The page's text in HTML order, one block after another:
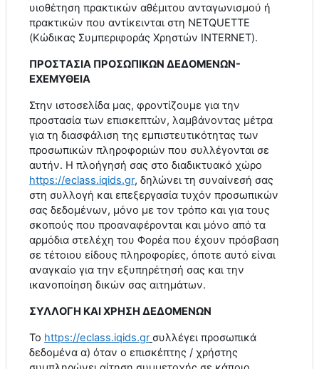
υιοθέτηση πρακτικών αθέμιτου ανταγωνισμού ή
πρακτικών που αντίκεινται στη NETQUETTE
(Κώδικας Συμπεριφοράς Χρηστών INTERNET).
ΠΡΟΣΤΑΣΙΑ ΠΡΟΣΩΠΙΚΩΝ ΔΕΔΟΜΕΝΩΝ-
ΕΧΕΜΥΘΕΙΑ
Στην ιστοσελίδα μας, φροντίζουμε για την
προστασία των επισκεπτών, λαμβάνοντας μέτρα
για τη διασφάλιση της εμπιστευτικότητας των
προσωπικών πληροφοριών που συλλέγονται σε
αυτήν. Η πλοήγησή σας στο διαδικτυακό χώρο
https://eclass.iqids.gr, δηλώνει τη συναίνεσή σας
στη συλλογή και επεξεργασία τυχόν προσωπικών
σας δεδομένων, μόνο με τον τρόπο και για τους
σκοπούς που προαναφέρονται και μόνο από τα
αρμόδια στελέχη του Φορέα που έχουν πρόσβαση
σε τέτοιου είδους πληροφορίες, όποτε αυτό είναι
αναγκαίο για την εξυπηρέτησή σας και την
ικανοποίηση δικών σας αιτημάτων.
ΣΥΛΛΟΓΗ ΚΑΙ ΧΡΗΣΗ ΔΕΔΟΜΕΝΩΝ
Το https://eclass.iqids.gr συλλέγει προσωπικά
δεδομένα α) όταν ο επισκέπτης / χρήστης